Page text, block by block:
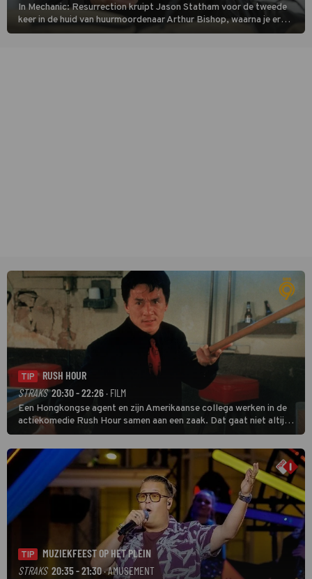
In Mechanic: Resurrection kruipt Jason Statham voor de tweede
keer in de huid van huurmoordenaar Arthur Bishop, waarna je er
donder op kunt zeggen dat er van Bishops geplande pensioen niet
TIP
RUSH HOUR
STRAKS 20:30 - 22:26· FILM
Een Hongkongse agent en zijn Amerikaanse collega werken in de
actiekomedie Rush Hour samen aan een zaak. Dat gaat niet altijd
van een leien dakje.
TIP
MUZIEKFEEST OP HET PLEIN
STRAKS 20:35 - 21:30· AMUSEMENT